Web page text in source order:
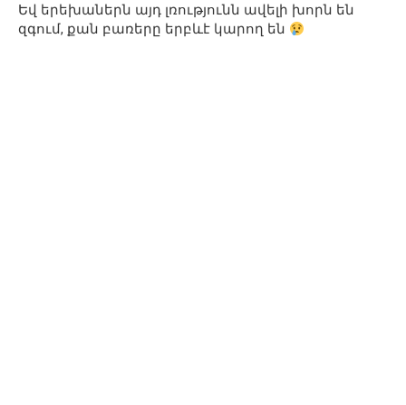
Եվ երեխաներն այդ լռությունն ավելի խորն են
զգում, քան բառերը երբևէ կարող են